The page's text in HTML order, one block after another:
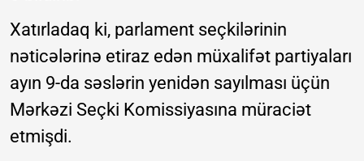
Xatırladaq ki, parlament seçkilərinin
nəticələrinə etiraz edən müxalifət partiyaları
ayın 9-da səslərin yenidən sayılması üçün
Mərkəzi Seçki Komissiyasına müraciət
etmişdi.